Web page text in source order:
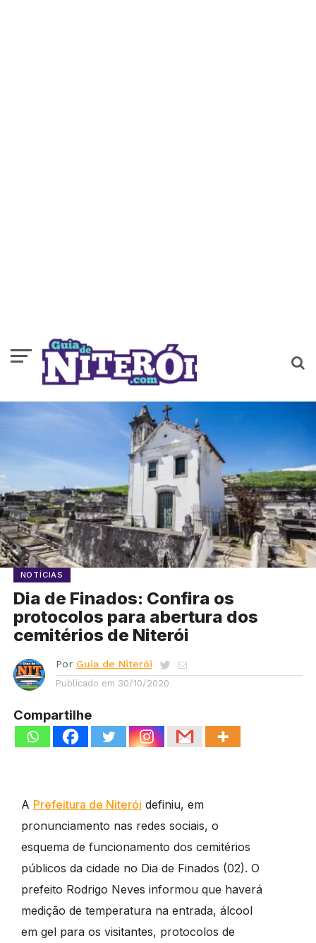
NOTÍCIAS
Dia de Finados: Confira os
protocolos para abertura dos
cemitérios de Niterói
Por Guia de Niterói
Publicado em 30/10/2020
Compartilhe
A Prefeitura de Niterói definiu, em
pronunciamento nas redes sociais, o
esquema de funcionamento dos cemitérios
públicos da cidade no Dia de Finados (02). O
prefeito Rodrigo Neves informou que haverá
medição de temperatura na entrada, álcool
em gel para os visitantes, protocolos de